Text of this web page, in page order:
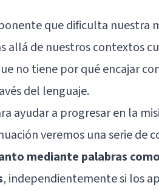
que dificulta nuestra
allá de nuestros contextos
no tiene por qué encajar
del lenguaje.
ayudar a progresar en la
veremos una serie de
mediante palabras
, independientemente si los